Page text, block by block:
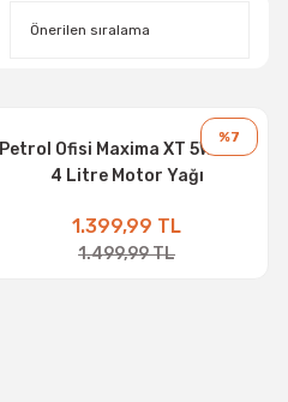
%7
Petrol Ofisi Maxima XT 5W-30 -
4 Litre Motor Yağı
1.399,99 TL
1.499,99 TL